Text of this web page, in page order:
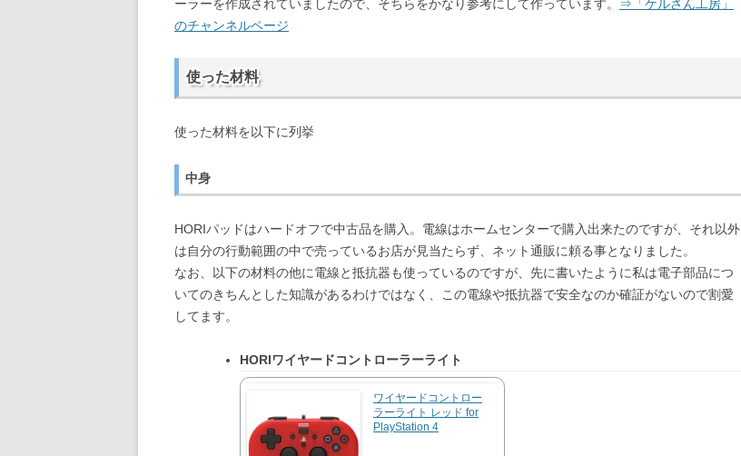
ーラーを作成されていましたので、そちらをかなり参考にして作っています。
⇒「ケルさん工房」
のチャンネルページ
使った材料
使った材料を以下に列挙
中身
HORIパッドはハードオフで中古品を購入。電線はホームセンターで購入出来たのですが、それ以外
は自分の行動範囲の中で売っているお店が見当たらず、ネット通販に頼る事となりました。
なお、以下の材料の他に電線と抵抗器も使っているのですが、先に書いたように私は電子部品につ
いてのきちんとした知識があるわけではなく、この電線や抵抗器で安全なのか確証がないので割愛
してます。
HORIワイヤードコントローラーライト
ワイヤードコントロー
ラーライト レッド for
PlayStation 4